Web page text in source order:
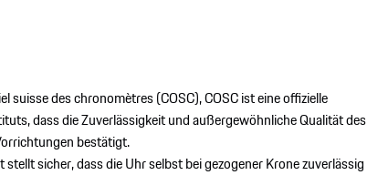
des chronomètres (COSC), COSC ist eine offizielle
dass die Zuverlässigkeit und außergewöhnliche Qualität des
bestätigt.
sicher, dass die Uhr selbst bei gezogener Krone zuverlässig